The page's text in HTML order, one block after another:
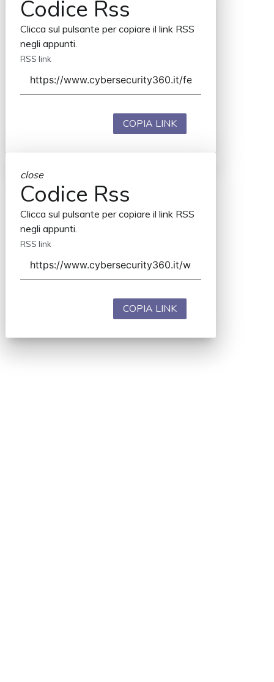
Codice Rss
Clicca sul pulsante per copiare il link RSS
negli appunti.
RSS link
COPIA LINK
close
Codice Rss
Clicca sul pulsante per copiare il link RSS
negli appunti.
RSS link
COPIA LINK